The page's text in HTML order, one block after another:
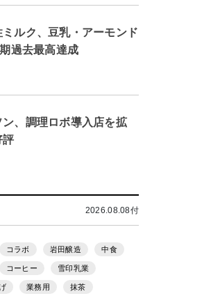
ミルク、豆乳・アーモンド
過去最高達成
ン、調理ロボ導入店を拡
2026.08.08付
コラボ 岩田醸造 中食
コーヒー 雪印乳業
業務用 抹茶